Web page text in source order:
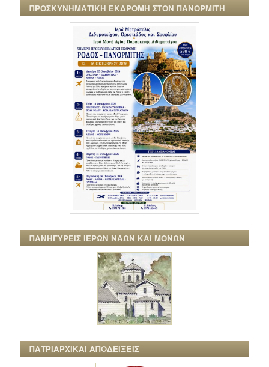
ΠΡΟΣΚΥΝΗΜΑΤΙΚΗ ΕΚΔΡΟΜΗ ΣΤΟΝ ΠΑΝΟΡΜΙΤΗ
ΠΑΝΗΓΥΡΕΙΣ ΙΕΡΩΝ ΝΑΩΝ ΚΑΙ ΜΟΝΩΝ
ΠΑΤΡΙΑΡΧΙΚΑΙ ΑΠΟΔΕΙΞΕΙΣ